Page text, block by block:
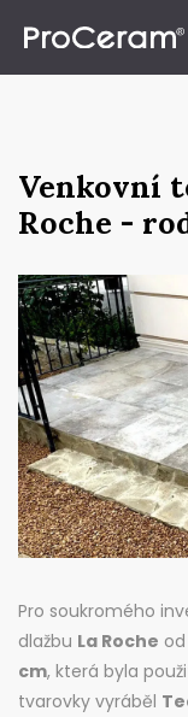
Venkovní
Roche -
Pro soukromého
dlažbu La Roche
cm, která byla
tvarovky vyráběl